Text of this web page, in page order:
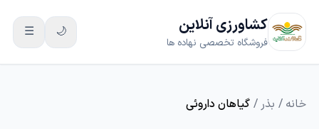
کشاورزی آنلاین
فروشگاه تخصصی نهاده ها
🌙
☰
خانه / بذر / گیاهان داروئی